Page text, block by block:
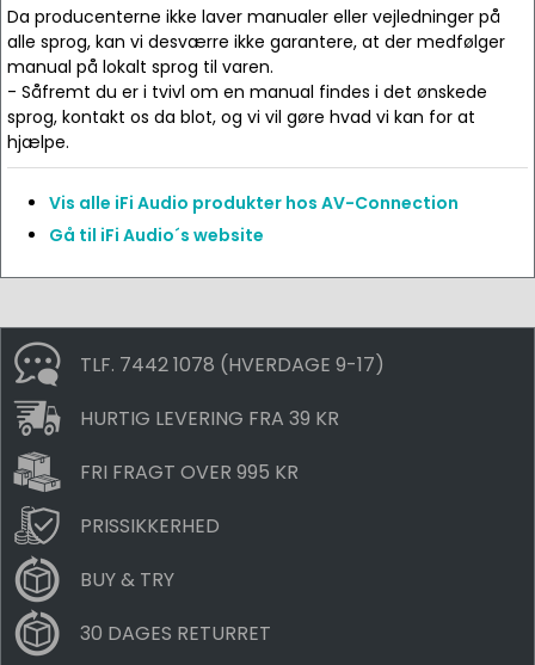
Da producenterne ikke laver manualer eller vejledninger på
alle sprog, kan vi desværre ikke garantere, at der medfølger
manual på lokalt sprog til varen.
- Såfremt du er i tvivl om en manual findes i det ønskede
sprog, kontakt os da blot, og vi vil gøre hvad vi kan for at
hjælpe.
Vis alle iFi Audio produkter hos AV-Connection
Gå til iFi Audio´s website
TLF. 7442 1078 (HVERDAGE 9-17)
HURTIG LEVERING FRA 39 KR
FRI FRAGT OVER 995 KR
PRISSIKKERHED
BUY & TRY
30 DAGES RETURRET